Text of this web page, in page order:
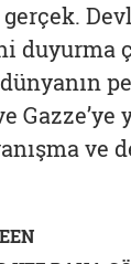
gerçek.
duyurma
ve